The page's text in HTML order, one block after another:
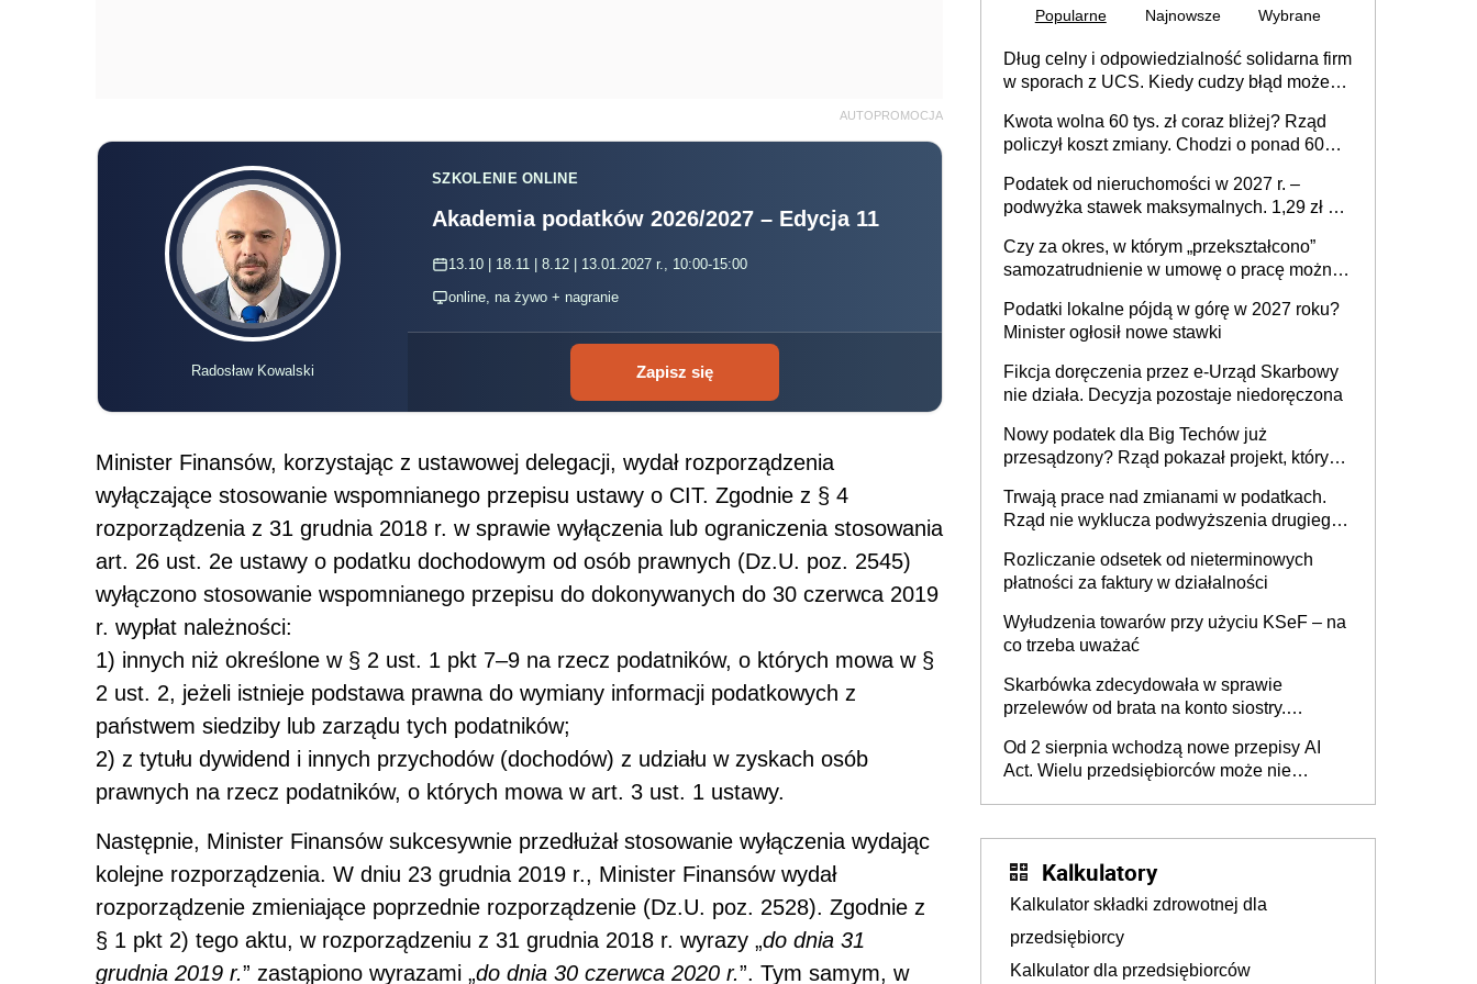
AUTOPROMOCJA
Radosław Kowalski
SZKOLENIE ONLINE
Akademia podatków 2026/2027 – Edycja 11
13.10 | 18.11 | 8.12 | 13.01.2027 r., 10:00-15:00
online, na żywo + nagranie
Zapisz się
Minister Finansów, korzystając z ustawowej delegacji, wydał rozporządzenia
wyłączające stosowanie wspomnianego przepisu ustawy o CIT. Zgodnie z § 4
rozporządzenia z 31 grudnia 2018 r. w sprawie wyłączenia lub ograniczenia stosowania
art. 26 ust. 2e ustawy o podatku dochodowym od osób prawnych (Dz.U. poz. 2545)
wyłączono stosowanie wspomnianego przepisu do dokonywanych do 30 czerwca 2019
r. wypłat należności:
1) innych niż określone w § 2 ust. 1 pkt 7–9 na rzecz podatników, o których mowa w §
2 ust. 2, jeżeli istnieje podstawa prawna do wymiany informacji podatkowych z
państwem siedziby lub zarządu tych podatników;
2) z tytułu dywidend i innych przychodów (dochodów) z udziału w zyskach osób
prawnych na rzecz podatników, o których mowa w art. 3 ust. 1 ustawy.
Następnie, Minister Finansów sukcesywnie przedłużał stosowanie wyłączenia wydając
kolejne rozporządzenia. W dniu 23 grudnia 2019 r., Minister Finansów wydał
rozporządzenie zmieniające poprzednie rozporządzenie (Dz.U. poz. 2528). Zgodnie z
§ 1 pkt 2) tego aktu, w rozporządzeniu z 31 grudnia 2018 r. wyrazy „do dnia 31
grudnia 2019 r.” zastąpiono wyrazami „do dnia 30 czerwca 2020 r.”. Tym samym, w
Popularne Najnowsze Wybrane
Dług celny i odpowiedzialność solidarna firm
w sporach z UCS. Kiedy cudzy błąd może
Kwota wolna 60 tys. zł coraz bliżej? Rząd
policzył koszt zmiany. Chodzi o ponad 60
Podatek od nieruchomości w 2027 r. –
podwyżka stawek maksymalnych. 1,29 zł za
budynków i lokali związanych z
prowadzeniem działalności gospodarczej
Czy za okres, w którym „przekształcono”
samozatrudnienie w umowę o pracę można
umowy cywilnoprawnej jedynym
racjonalnym wyjściem
Podatki lokalne pójdą w górę w 2027 roku?
Minister ogłosił nowe stawki
Fikcja doręczenia przez e-Urząd Skarbowy
nie działa. Decyzja pozostaje niedoręczona
Nowy podatek dla Big Techów już
przesądzony? Rząd pokazał projekt, który
Trwają prace nad zmianami w podatkach.
Rząd nie wyklucza podwyższenia drugiego
Rozliczanie odsetek od nieterminowych
płatności za faktury w działalności
Wyłudzenia towarów przy użyciu KSeF – na
co trzeba uważać
Skarbówka zdecydowała w sprawie
przelewów od brata na konto siostry.
darowizna, ale podatku jednak nie będzie
Od 2 sierpnia wchodzą nowe przepisy AI
Act. Wielu przedsiębiorców może nie
Kalkulatory
Kalkulator składki zdrowotnej dla
przedsiębiorcy
Kalkulator dla przedsiębiorców